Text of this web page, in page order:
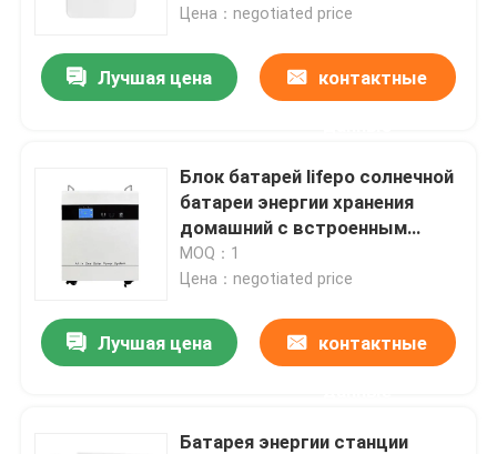
электростанции
Цена：negotiated price
Лучшая цена контактные
Блок батарей lifepo солнечной
батареи энергии хранения
домашний с встроенным
инвертором и батареей
MOQ：1
Цена：negotiated price
Лучшая цена контактные
Батарея энергии станции